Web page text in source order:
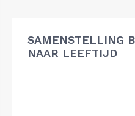
SAMENSTELLING
NAAR LEEFTIJD